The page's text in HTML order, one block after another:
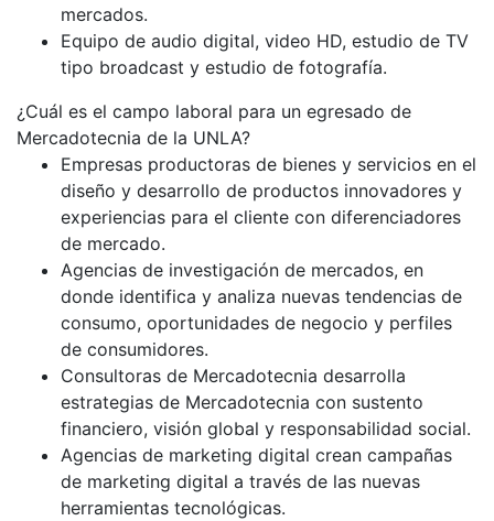
mercados.
Equipo de audio digital, video HD, estudio de TV
tipo broadcast y estudio de fotografía.
¿Cuál es el campo laboral para un egresado de
Mercadotecnia de la UNLA?
Empresas productoras de bienes y servicios en el
diseño y desarrollo de productos innovadores y
experiencias para el cliente con diferenciadores
de mercado.
Agencias de investigación de mercados, en
donde identifica y analiza nuevas tendencias de
consumo, oportunidades de negocio y perfiles
de consumidores.
Consultoras de Mercadotecnia desarrolla
estrategias de Mercadotecnia con sustento
financiero, visión global y responsabilidad social.
Agencias de marketing digital crean campañas
de marketing digital a través de las nuevas
herramientas tecnológicas.